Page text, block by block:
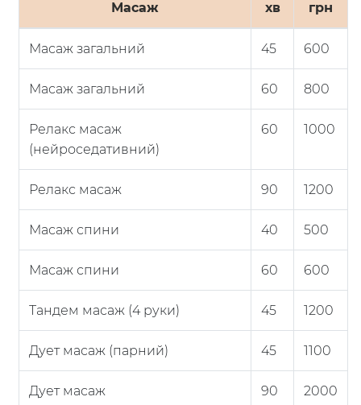
Масаж хв грн
Масаж загальний 45 600
Масаж загальний 60 800
Релакс масаж
(нейроседативний)
60 1000
Релакс масаж 90 1200
Масаж спини 40 500
Масаж спини 60 600
Тандем масаж (4 руки) 45 1200
Дует масаж (парний) 45 1100
Дует масаж 90 2000